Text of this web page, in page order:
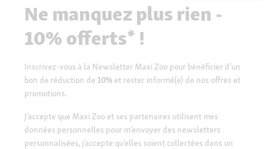
Ne manquez plus rien -
10% offerts* !
Inscrivez-vous à la Newsletter Maxi Zoo pour bénéficier d’un
bon de réduction de 10% et rester informé(e) de nos offres et
promotions.
J’accepte que Maxi Zoo et ses partenaires utilisent mes
données personnelles pour m’envoyer des newsletters
personnalisées, j’accepte qu’elles soient collectées dans un